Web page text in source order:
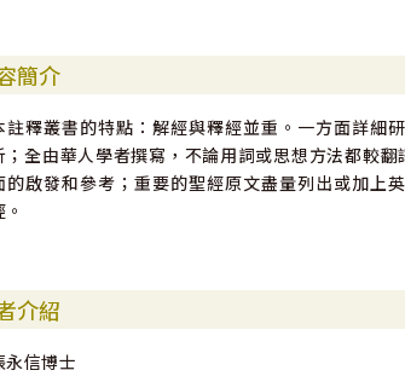
簡介
註釋叢書的特點：解經與釋經並重。一方面詳細
；全由華人學者撰寫，不論用詞或思想方法都較
的啟發和參考；重要的聖經原文盡量列出或加上
介紹
永信博士